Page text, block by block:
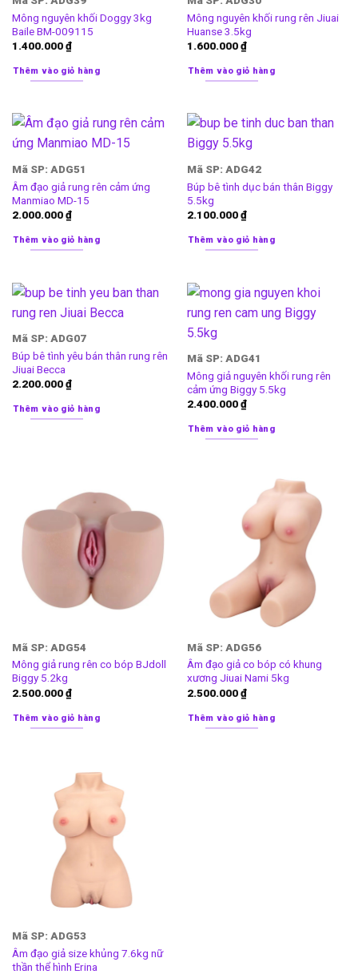
Mông nguyên khối Doggy 3kg
Baile BM-009115
1.400.000₫
Thêm vào giỏ hàng
Mông nguyên khối rung rên Jiuai
Huanse 3.5kg
1.600.000₫
Thêm vào giỏ hàng
Mã SP: ADG51
Âm đạo giả rung rên cảm ứng
Manmiao MD-15
2.000.000₫
Thêm vào giỏ hàng
Mã SP: ADG42
Búp bê tình dục bán thân Biggy
5.5kg
2.100.000₫
Thêm vào giỏ hàng
Mã SP: ADG07
Búp bê tình yêu bán thân rung rên
Jiuai Becca
2.200.000₫
Thêm vào giỏ hàng
Mã SP: ADG41
Mông giả nguyên khối rung rên
cảm ứng Biggy 5.5kg
2.400.000₫
Thêm vào giỏ hàng
Mã SP: ADG54
Mông giả rung rên co bóp BJdoll
Biggy 5.2kg
2.500.000₫
Thêm vào giỏ hàng
Mã SP: ADG56
Âm đạo giả co bóp có khung
xương Jiuai Nami 5kg
2.500.000₫
Thêm vào giỏ hàng
Mã SP: ADG53
Âm đạo giả size khủng 7.6kg nữ
thần thể hình Erina